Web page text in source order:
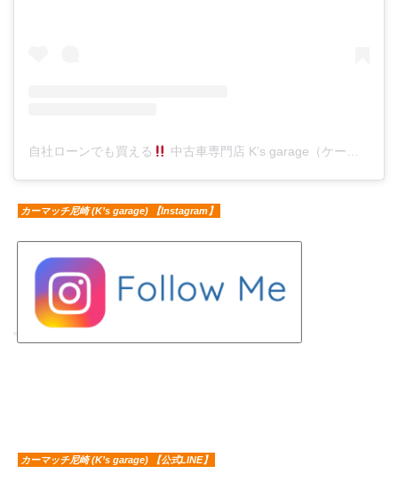
自社ローンでも買える 中古車専門店 K’s garage（ケーズガレージ）(@ks.garage.carshop)がシェアした投稿
カーマッチ尼崎 (K’s garage) 【Instagram】
カーマッチ尼崎 (K’s garage) 【公式LINE】